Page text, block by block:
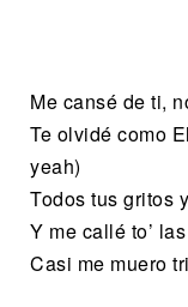
Me cansé de ti,
Te olvidé como
yeah)
Todos tus gritos
Y me callé to’
Casi me muero